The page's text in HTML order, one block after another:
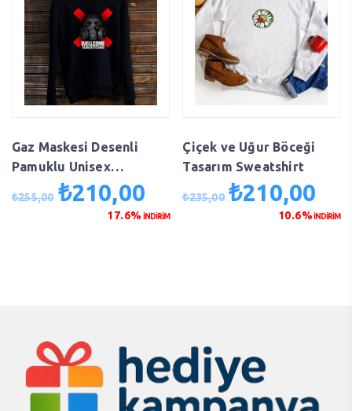
Gaz Maskesi Desenli
Pamuklu Unisex
Sweatshirt
₺255,00 Orijinal
₺210,00
andaki
17.6% İNDİRİM
Çiçek ve Uğur Böceği
Tasarım Sweatshirt
₺235,00 Orijinal
₺210,00
10.6%İNDİRİM